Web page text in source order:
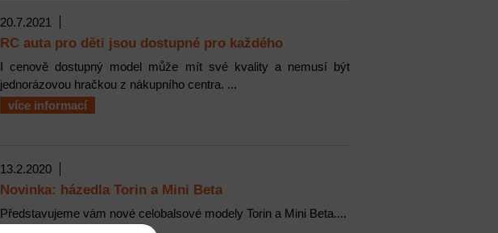
20.7.2021
RC auta pro děti jsou dostupné pro každého
I cenově dostupný model může mít své kvality a nemusí být
jednorázovou hračkou z nákupního centra. ...
více informací
13.2.2020
Novinka: házedla Torin a Mini Beta
Představujeme vám nové celobalsové modely Torin a Mini Beta....